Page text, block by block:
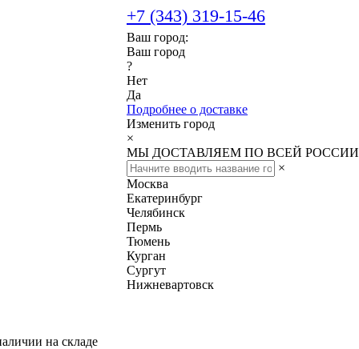
+7 (343) 319-15-46
Ваш город:
Ваш город
?
Нет
Да
Подробнее о доставке
Изменить город
×
МЫ ДОСТАВЛЯЕМ ПО ВСЕЙ РОССИИ
×
Москва
Екатеринбург
Челябинск
Пермь
Тюмень
Курган
Сургут
Нижневартовск
на складе